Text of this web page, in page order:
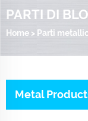
PARTI DI
Home > Parti
Metal